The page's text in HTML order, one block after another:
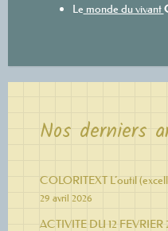
Le monde du vivant
Nos derniers
COLORITEXT L’outil
29 avril 2026
ACTIVITE DU 12